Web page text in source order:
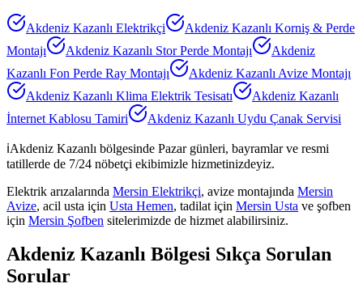
Akdeniz Kazanlı Elektrikçi Akdeniz Kazanlı Korniş & Perde
Montajı
Akdeniz Kazanlı Stor Perde Montajı
Akdeniz
Kazanlı Fon Perde Ray Montajı Akdeniz Kazanlı Avize Montajı
Akdeniz Kazanlı Klima Elektrik Tesisatı
Akdeniz Kazanlı
İnternet Kablosu Tamiri
Akdeniz Kazanlı Uydu Çanak Servisi
ℹ️Akdeniz Kazanlı bölgesinde Pazar günleri, bayramlar ve resmi
tatillerde de 7/24 nöbetçi ekibimizle hizmetinizdeyiz.
Elektrik arızalarında Mersin Elektrikçi, avize montajında Mersin
Avize, acil usta için Usta Hemen, tadilat için Mersin Usta ve şofben
için Mersin Şofben sitelerimizde de hizmet alabilirsiniz.
Akdeniz Kazanlı Bölgesi Sıkça Sorulan
Sorular